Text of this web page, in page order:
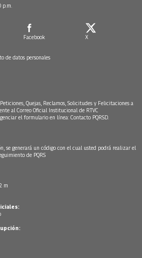
p.m.
Facebook X
de datos personales
Quejas, Reclamos, Solicitudes y Felicitaciones a
al Correo Oficial Institucional de RTVC
el formulario en línea: Contacto PQRSD.
se generará un código con el cual usted podrá realizar el
de PQRS
m